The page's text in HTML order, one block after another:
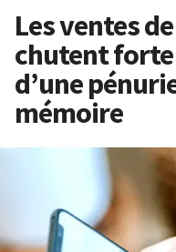
Les ventes
chutent
d’une
mémoire